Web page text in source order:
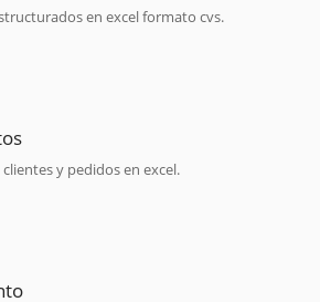
en excel formato cvs.
y pedidos en excel.